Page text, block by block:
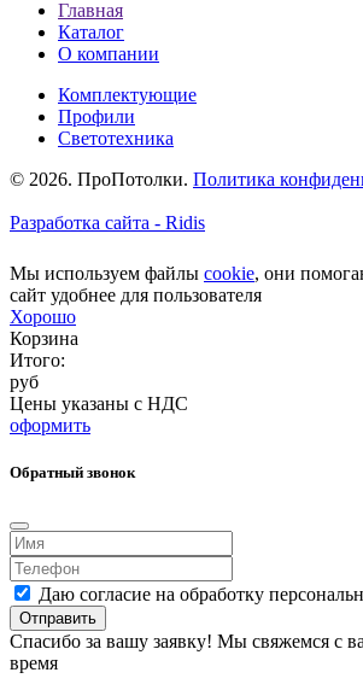
Главная
Каталог
О компании
Комплектующие
Профили
Светотехника
© 2026. ПроПотолки. Политика
Разработка сайта - Ridis
Мы используем файлы cookie, они
сайт удобнее для пользователя
Хорошо
Корзина
Итого:
руб
Цены указаны с НДС
оформить
Обратный звонок
Даю согласие на обработку
Отправить
Спасибо за вашу заявку! Мы свяжемся с
время